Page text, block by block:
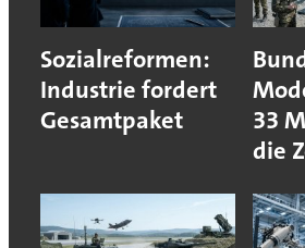
Sozialreformen:
Industrie fordert
Gesamtpaket
33
die